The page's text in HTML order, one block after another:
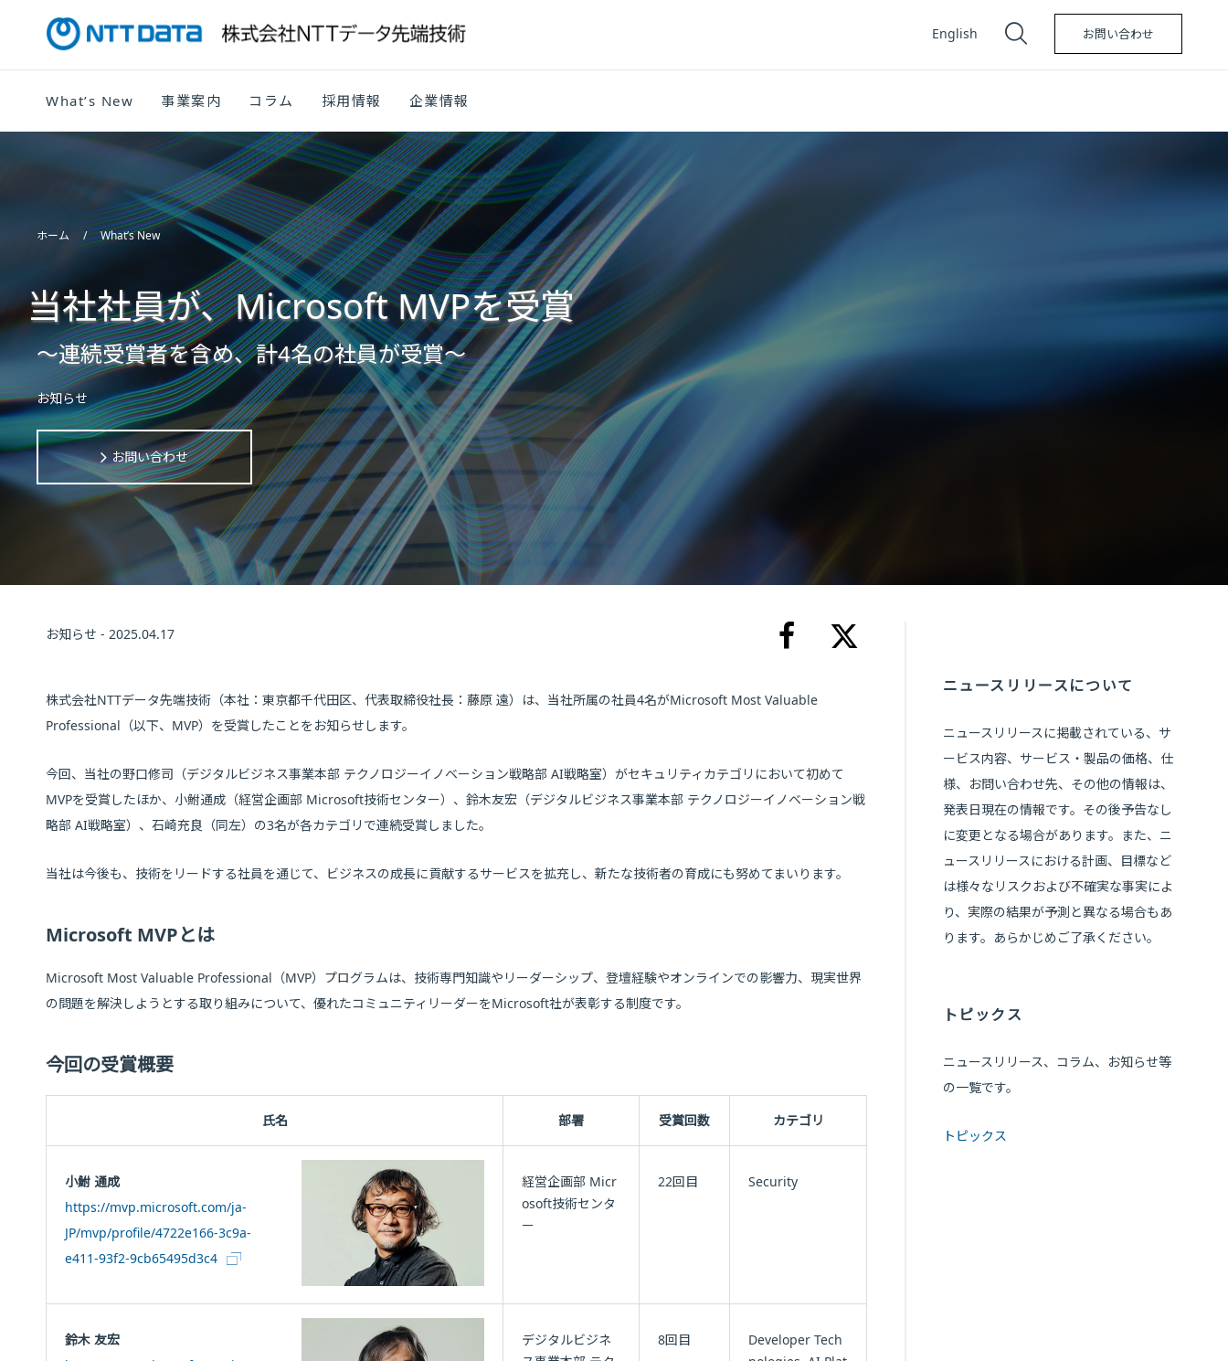
What’s New 事業案内 コラム 採用情報 企業情報
English お問い合わせ
ホーム What’s New
当社社員が、Microsoft MVPを受賞
～連続受賞者を含め、計4名の社員が受賞～
お知らせ
お問い合わせ
お知らせ - 2025.04.17
株式会社NTTデータ先端技術（本社：東京都千代田区、代表取締役社長：藤原 遠）は、当社所属の社員4名がMicrosoft Most Valuable
Professional（以下、MVP）を受賞したことをお知らせします。
今回、当社の野口修司（デジタルビジネス事業本部 テクノロジーイノベーション戦略部 AI戦略室）がセキュリティカテゴリにおいて初めて
MVPを受賞したほか、小鮒通成（経営企画部 Microsoft技術センター）、鈴木友宏（デジタルビジネス事業本部 テクノロジーイノベーション戦
略部 AI戦略室）、石崎充良（同左）の3名が各カテゴリで連続受賞しました。
当社は今後も、技術をリードする社員を通じて、ビジネスの成長に貢献するサービスを拡充し、新たな技術者の育成にも努めてまいります。
Microsoft MVPとは
Microsoft Most Valuable Professional（MVP）プログラムは、技術専門知識やリーダーシップ、登壇経験やオンラインでの影響力、現実世界
の問題を解決しようとする取り組みについて、優れたコミュニティリーダーをMicrosoft社が表彰する制度です。
今回の受賞概要
氏名 部署 受賞回数 カテゴリ
小鮒 通成
https://mvp.microsoft.com/ja-
JP/mvp/profile/4722e166-3c9a-
e411-93f2-9cb65495d3c4
経営企画部 Micr
osoft技術センタ
ー
22回目 Security
鈴木 友宏
デジタルビジネ
8回目
Developer Tech
ニュースリリースについて
ニュースリリースに掲載されている、サ
ービス内容、サービス・製品の価格、仕
様、お問い合わせ先、その他の情報は、
発表日現在の情報です。その後予告なし
に変更となる場合があります。また、ニ
ュースリリースにおける計画、目標など
は様々なリスクおよび不確実な事実によ
り、実際の結果が予測と異なる場合もあ
ります。あらかじめご了承ください。
トピックス
ニュースリリース、コラム、お知らせ等
の一覧です。
トピックス